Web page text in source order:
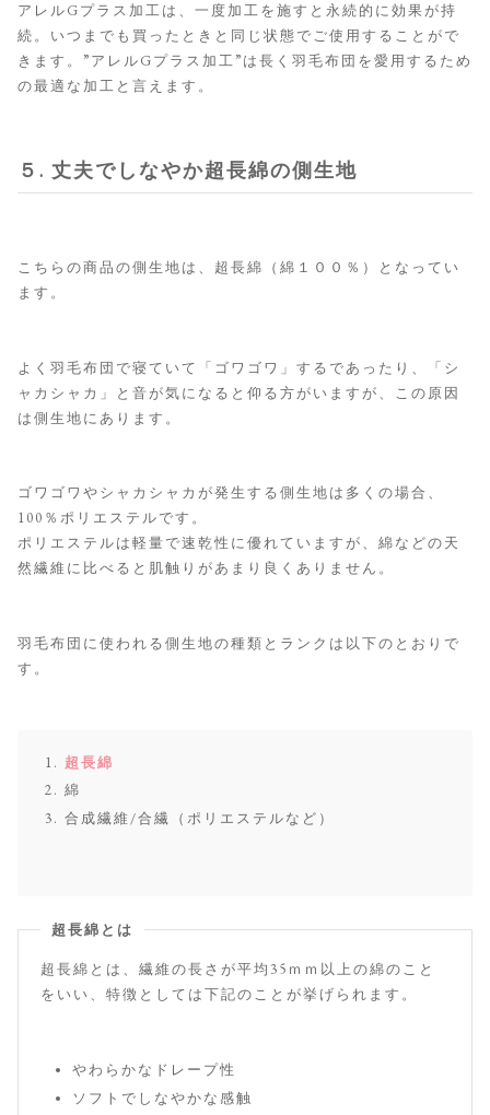
アレルGプラス加工は、一度加工を施すと永続的に効果が持
続。いつまでも買ったときと同じ状態でご使用することがで
きます。”アレルGプラス加工”は長く羽毛布団を愛用するため
の最適な加工と言えます。
５. 丈夫でしなやか超長綿の側生地
こちらの商品の側生地は、超長綿（綿１００％）となってい
ます。
よく羽毛布団で寝ていて「ゴワゴワ」するであったり、「シ
ャカシャカ」と音が気になると仰る方がいますが、この原因
は側生地にあります。
ゴワゴワやシャカシャカが発生する側生地は多くの場合、
100％ポリエステルです。
ポリエステルは軽量で速乾性に優れていますが、綿などの天
然繊維に比べると肌触りがあまり良くありません。
羽毛布団に使われる側生地の種類とランクは以下のとおりで
す。
超長綿
綿
合成繊維/合繊（ポリエステルなど）
超長綿とは
超長綿とは、繊維の長さが平均35ｍｍ以上の綿のこと
をいい、特徴としては下記のことが挙げられます。
やわらかなドレープ性
ソフトでしなやかな感触